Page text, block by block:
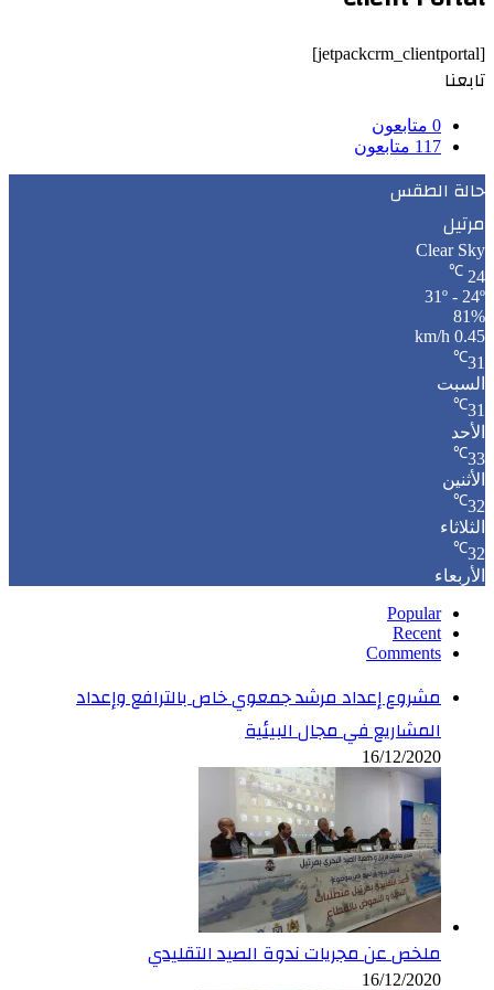
[jetpackcrm_clientportal]
تابعنا
0 متابعون
117 متابعون
حالة الطقس
مرتيل
Clear Sky
24
℃
31º - 24º
81%
0.45 km/h
31
℃
السبت
31
℃
الأحد
33
℃
الأثنين
32
℃
الثلاثاء
32
℃
الأربعاء
Popular
Recent
Comments
مشروع إعداد مرشد جمعوي خاص بالترافع وإعداد
المشاريع في مجال البيئية
16/12/2020
ملخص عن مجريات ندوة الصيد التقليدي
16/12/2020